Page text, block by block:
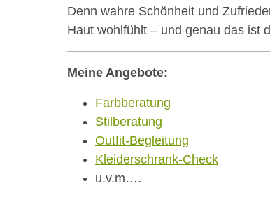
Denn wahre Schönheit und
Haut wohlfühlt – und genau das ist
Meine Angebote:
Farbberatung
Stilberatung
Outfit-Begleitung
Kleiderschrank-Check
u.v.m….